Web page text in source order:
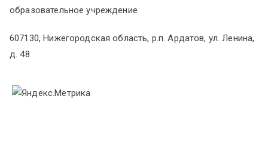
образовательное учреждение
607130, Нижегородская область, р.п. Ардатов, ул. Ленина,
д. 48